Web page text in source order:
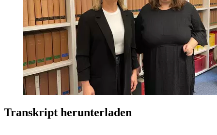
Transkript herunterladen